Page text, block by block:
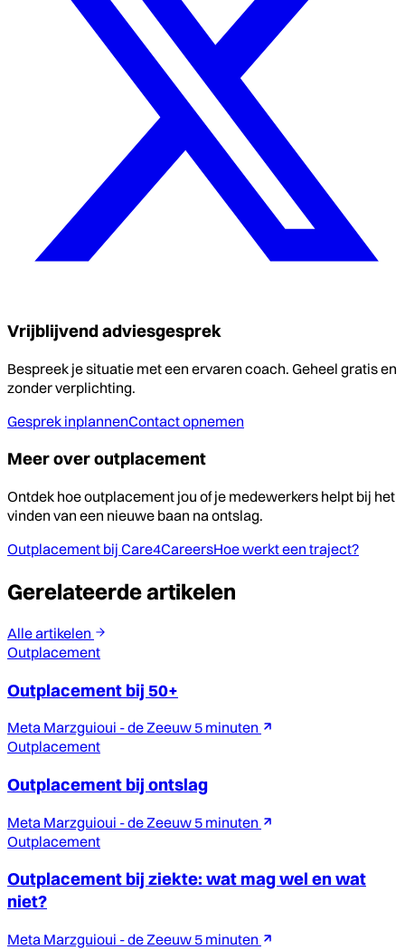
Vrijblijvend adviesgesprek
Bespreek je situatie met een ervaren coach. Geheel gratis en
zonder verplichting.
Gesprek inplannenContact opnemen
Meer over outplacement
Ontdek hoe outplacement jou of je medewerkers helpt bij het
vinden van een nieuwe baan na ontslag.
Outplacement bij Care4CareersHoe werkt een traject?
Gerelateerde artikelen
Alle artikelen
Outplacement
Outplacement bij 50+
Meta Marzguioui - de Zeeuw 5 minuten
Outplacement
Outplacement bij ontslag
Meta Marzguioui - de Zeeuw 5 minuten
Outplacement
Outplacement bij ziekte: wat mag wel en wat
niet?
Meta Marzguioui - de Zeeuw 5 minuten